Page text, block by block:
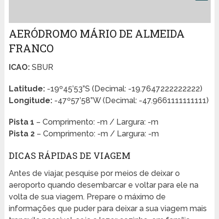
AERÓDROMO MÁRIO DE ALMEIDA
FRANCO
ICAO:SBUR
Latitude:-19º45’53”S (Decimal: -19.7647222222222)
Longitude:-47º57’58”W (Decimal: -47.9661111111111)
Pista 1 – Comprimento: -m / Largura: -m
Pista 2– Comprimento: -m / Largura: -m
DICAS RÁPIDAS DE VIAGEM
Antes de viajar, pesquise por meios de deixar o
aeroporto quando desembarcar e voltar para ele na
volta de sua viagem. Prepare o máximo de
informações que puder para deixar a sua viagem mais